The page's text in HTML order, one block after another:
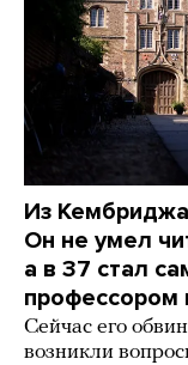
Из
Он не умел
а в 37 стал
профессором
Сейчас его
возникли